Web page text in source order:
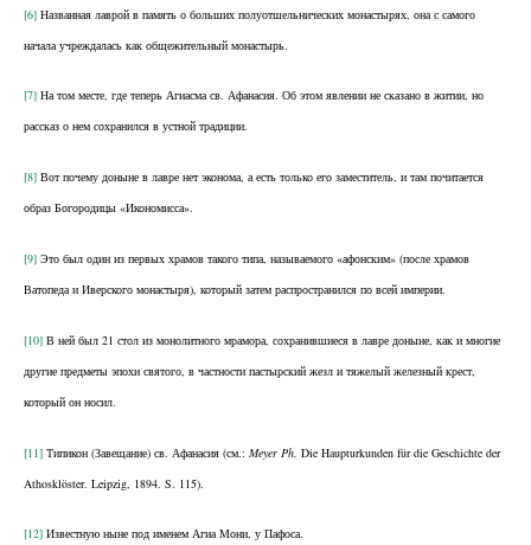
[6] Названная лаврой в память о больших полуотшельнических монастырях, она с самого
начала учреждалась как общежительный монастырь.
[7] На том месте, где теперь Агиасма св. Афанасия. Об этом явлении не сказано в житии, но
рассказ о нем сохранился в устной традиции.
[8] Вот почему доныне в лавре нет эконома, а есть только его заместитель, и там почитается
образ Богородицы «Икономисса».
[9] Это был один из первых храмов такого типа, называемого «афонским» (после храмов
Ватопеда и Иверского монастыря), который затем распространился по всей империи.
[10] В ней был 21 стол из монолитного мрамора, сохранившиеся в лавре доныне, как и многие
другие предметы эпохи святого, в частности пастырский жезл и тяжелый железный крест,
который он носил.
[11] Типикон (Завещание) св. Афанасия (см.: Meyer Ph. Die Haupturkunden für die Geschichte der
Athosklöster. Leipzig, 1894. S. 115).
[12] Известную ныне под именем Агиа Мони, у Пафоса.